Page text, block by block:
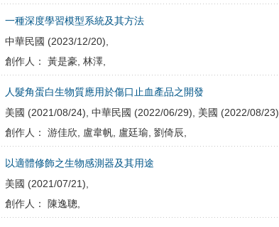
一種深度學習模型系統及其方法
中華民國 (2023/12/20),
創作人： 黃是豪, 林澤,
人髮角蛋白生物質應用於傷口止血產品之開發
美國 (2021/08/24), 中華民國 (2022/06/29), 美國 (2022/08/23),
創作人： 游佳欣, 盧韋帆, 盧廷瑜, 劉倚辰,
以適體修飾之生物感測器及其用途
美國 (2021/07/21),
創作人： 陳逸聰,